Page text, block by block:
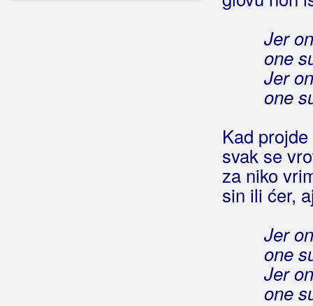
Jer
one
Jer
one
Kad
svak se
za niko
sin ili ćer,
Jer
one
Jer
one